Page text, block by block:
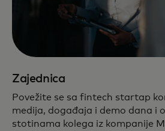
Zajednica
Povežite se sa fintech startap
medija, događaja i demo dana i
stotinama kolega iz kompanije